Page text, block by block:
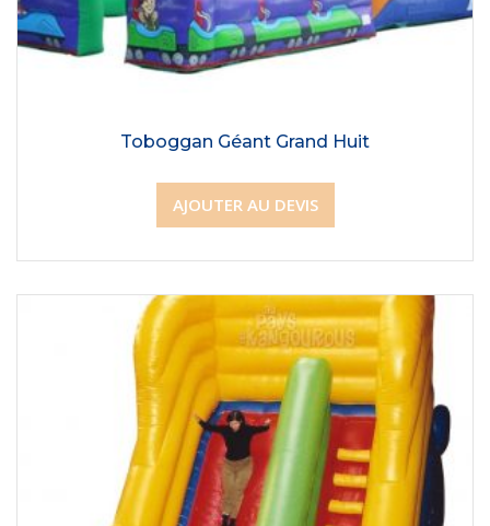
Toboggan Géant Grand Huit
AJOUTER AU DEVIS